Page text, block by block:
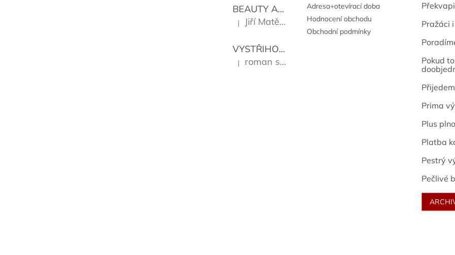
BEAUTY AND THE BEAT
Go Go's
Hodnocení produktu je 5 z 5 hvězdiček.
| Jiří Matějů
VYSTŘIHOVÁNKY - PRAŽSKÉ PAMÁTKY Kropáček
Hodnocení produktu je 5 z 5 hvězdiček.
| roman sekanina
Adresa+otevírací doba
Hodnocení obchodu
Obchodní podmínky
Pražáci
Pokud
Prima
Plus
Platba
Pestrý
Pečlivé